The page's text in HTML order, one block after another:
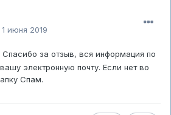
1 июня 2019
Спасибо за отзыв, вся информация по
электронную почту. Если нет во
Спам.